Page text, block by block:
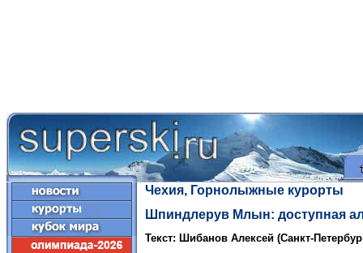
Чехия, Горнолыжные курорты
Шпиндлерув Млын: доступная
Текст: Шибанов Алексей (Санкт-